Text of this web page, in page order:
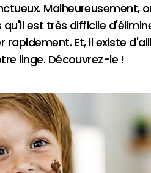
est très difficile
Et, il existe
linge. Découvrez-le !